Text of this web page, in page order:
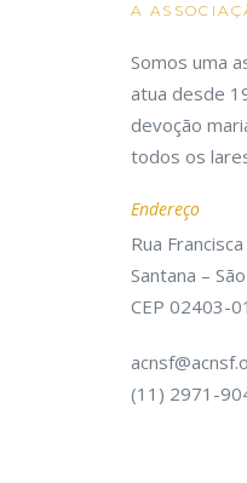
A
Somos uma
atua desde
devoção
todos os
Endereço
Rua
Santana –
CEP 02403-
(11) 2971-